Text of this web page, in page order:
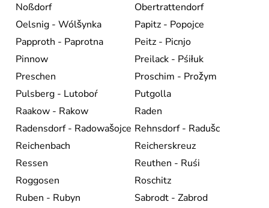
Noßdorf
Obertrattendorf
Oelsnig - Wólšynka
Papitz - Popojce
Papproth - Paprotna
Peitz - Picnjo
Pinnow
Preilack - Pśiłuk
Preschen
Proschim - Prožym
Pulsberg - Lutoboŕ
Putgolla
Raakow - Rakow
Raden
Radensdorf - Radowašojce Rehnsdorf - Radušc
Reichenbach
Reicherskreuz
Ressen
Reuthen - Ruśi
Roggosen
Roschitz
Ruben - Rubyn
Sabrodt - Zabrod